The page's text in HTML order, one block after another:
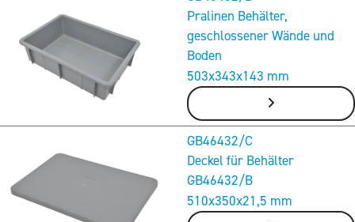
Pralinen Behälter,
geschlossener Wände und
Boden
503x343x143 mm
GB46432/C
Deckel für Behälter
GB46432/B
510x350x21,5 mm